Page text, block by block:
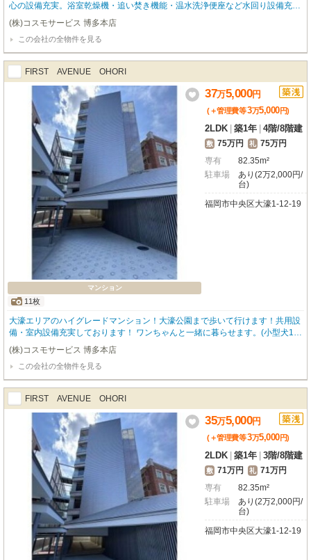
心の設備充実。浴室乾燥機・追い焚き機能・温水洗浄便座など水回り設備充実
してます。ワンちゃんと一緒に暮らせます。 ペット飼育時は条件変更がござ
います。お問合せ下さい。 内覧をご希望の方はお気軽にお申し付けくださ
い！ 福岡の物件全てご紹介出来ます！！何でもご相談下さい。 ■ペット可物件
のお問合せは株式会社コスモサービス092-474-3303へ■
(株)コスモサービス 博多本店
この会社の全物件を見る
FIRST AVENUE OHORI
マンション
11枚
37万5,000円
(＋管理費等3万5,000円)
2LDK 築1年 4階/8階建
敷 75万円 礼 75万円
専有
82.35m²
駐車場
あり(2万2,000円/
台)
福岡市中央区大濠1-12-19
大濠エリアのハイグレードマンション！大濠公園まで歩いて行けます！共用設
備・室内設備充実しております！ ワンちゃんと一緒に暮らせます。(小型犬1匹
迄) ペット飼育時は条件変更がございます。お問合せ下さい。 ★福岡のペット
可物件はコスモサービスまで★ 福岡の物件全てご紹介出来ます！！何でもご相
談下さい♪ 内覧をご希望の方はお気軽にお申し付けください！ ※間取り・写真
は現況優先となります。 【駐車場の空き状況は要確認】
(株)コスモサービス 博多本店
この会社の全物件を見る
FIRST AVENUE OHORI
35万5,000円
(＋管理費等3万5,000円)
2LDK 築1年 3階/8階建
敷 71万円 礼 71万円
専有
82.35m²
駐車場
あり(2万2,000円/
台)
福岡市中央区大濠1-12-19